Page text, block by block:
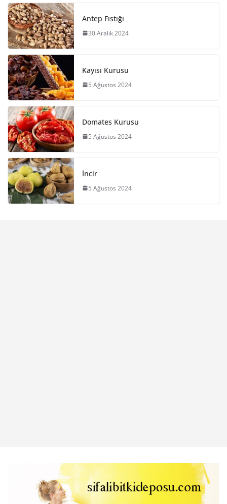
Antep Fıstığı
30 Aralık 2024
Kayısı Kurusu
5 Ağustos 2024
Domates Kurusu
5 Ağustos 2024
İncir
5 Ağustos 2024